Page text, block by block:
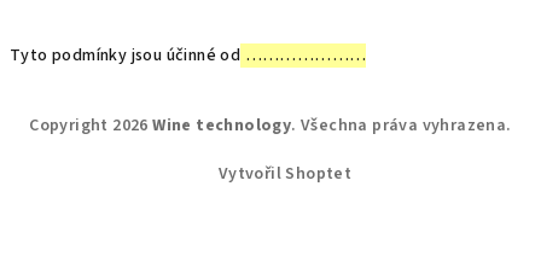
Tyto podmínky jsou účinné od …………………
Copyright 2026Wine technology. Všechna práva vyhrazena.
Vytvořil Shoptet